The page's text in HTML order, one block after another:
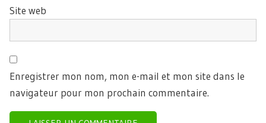
Site web
Enregistrer mon nom, mon e-mail et mon site dans le
navigateur pour mon prochain commentaire.